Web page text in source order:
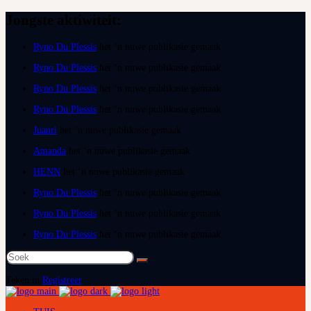
Ryno Du Plessis
Ryno Du Plessis
Ryno Du Plessis
Ryno Du Plessis
Juanri
Amanda
HENN
Ryno Du Plessis
Ryno Du Plessis
Ryno Du Plessis
Registreer